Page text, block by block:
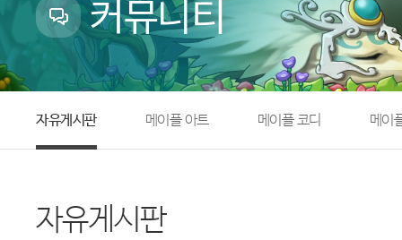
with maple
커뮤니티
자유게시판 메이플 아트 메이플 코디 메이
자유게시판